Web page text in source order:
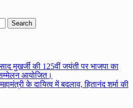
मुखर्जी की 125वीं जयंती पर भाजपा का
सम्मेलन आयोजित।
के दायित्व में बदलाव, हितानंद शर्मा की